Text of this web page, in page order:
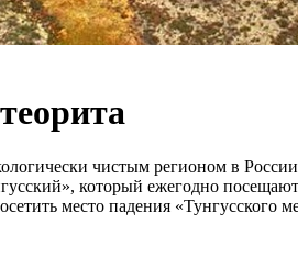
чистым регионом в
который ежегодно
место падения «Тунгусского